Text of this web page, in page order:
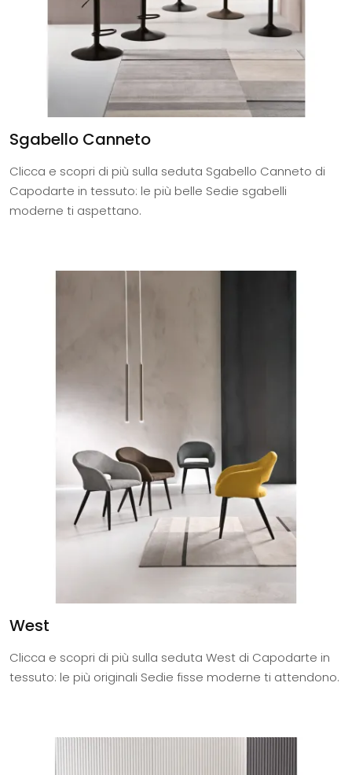
Sgabello Canneto
Clicca e scopri di più sulla seduta Sgabello Canneto di
Capodarte in tessuto: le più belle Sedie sgabelli
moderne ti aspettano.
West
Clicca e scopri di più sulla seduta West di Capodarte in
tessuto: le più originali Sedie fisse moderne ti attendono.